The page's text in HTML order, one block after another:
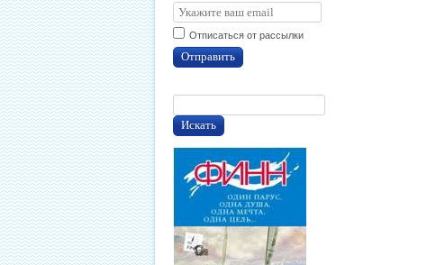
Отписаться от рассылки
Отправить
Искать